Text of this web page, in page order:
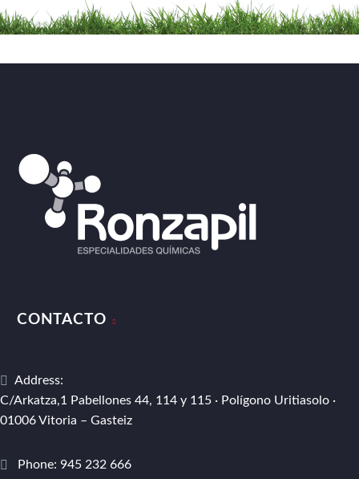
CONTACTO
Address:
C/Arkatza,1 Pabellones 44, 114 y 115 · Polígono Uritiasolo ·
01006 Vitoria – Gasteiz
Phone: 945 232 666